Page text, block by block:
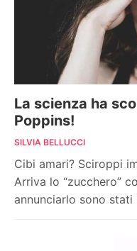
La scienza ha
Poppins!
SILVIA BELLUCCI
Cibi amari? Sciroppi
Arriva lo “zucchero”
annunciarlo sono stati